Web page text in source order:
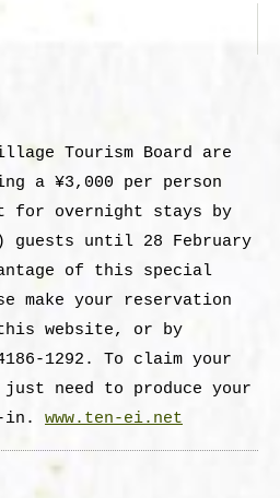
Tourism Board are
a ¥3,000 per person
for overnight stays by
guests until 28 February
of this special
make your reservation
website, or by
1292. To claim your
need to produce your
in. www.ten-ei.net